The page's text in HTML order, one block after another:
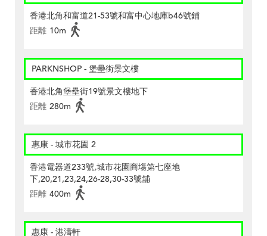
香港北角和富道21-53號和富中心地庫b46號鋪
距離 10m
PARKNSHOP - 堡壘街景文樓
香港北角堡壘街19號景文樓地下
距離 280m
惠康 - 城市花園 2
香港電器道233號,城市花園商塲第七座地
下,20,21,23,24,26-28,30-33號舖
距離 400m
惠康 - 港濤軒